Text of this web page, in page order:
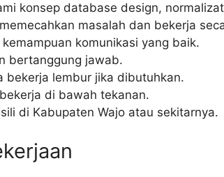
konsep database design,
masalah dan bekerja
kemampuan komunikasi yang baik.
bertanggung jawab.
bekerja lembur jika dibutuhkan.
di bawah tekanan.
di Kabupaten Wajo atau sekitarnya.